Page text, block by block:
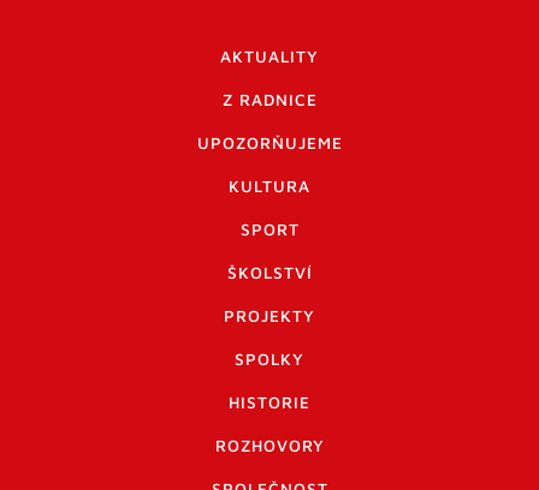
AKTUALITY
Z RADNICE
UPOZORŇUJEME
KULTURA
SPORT
ŠKOLSTVÍ
PROJEKTY
SPOLKY
HISTORIE
ROZHOVORY